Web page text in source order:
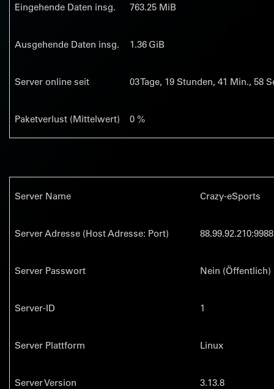
Eingehende Daten insg. 763.25 MiB
Ausgehende Daten insg. 1.36 GiB
Server online seit 03Tage, 19 Stunden, 41 Min., 58
Paketverlust (Mittelwert) 0 %
Server Name Crazy-eSports
Server Adresse (Host Adresse: Port) 88.99.92.210:9988
Server Passwort Nein (Öffentlich)
Server-ID 1
Server Plattform Linux
Server Version 3.13.8